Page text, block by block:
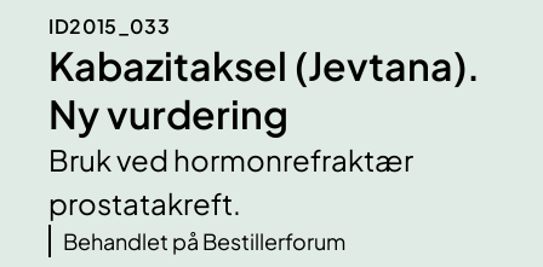
ID2015_033
Kabazitaksel (Jevtana).
Ny vurdering
Bruk ved hormonrefraktær
prostatakreft.
Behandlet på Bestillerforum